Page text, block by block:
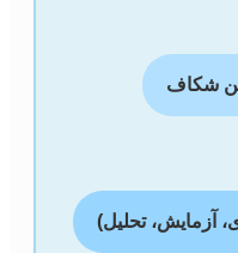
شکاف
آزمایش، تحلیل)